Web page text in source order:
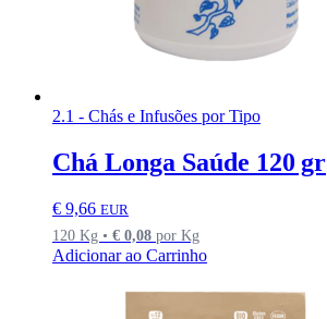
2.1 - Chás e Infusões por Tipo
Chá Longa Saúde 120 gr
€ 9,66 EUR
120 Kg • € 0,08 por Kg
Adicionar ao Carrinho